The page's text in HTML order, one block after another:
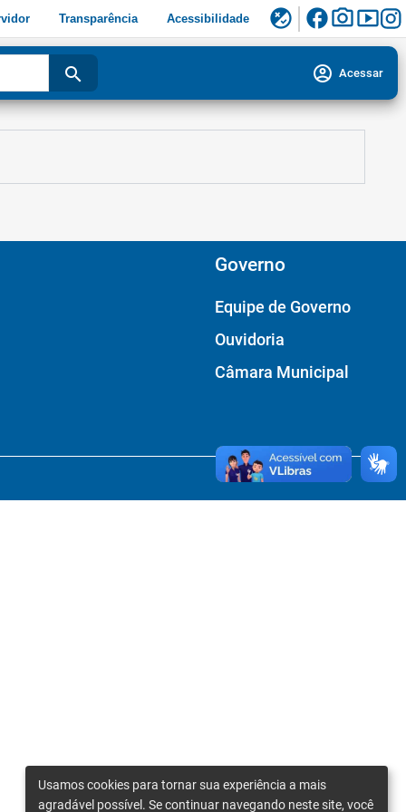
Transparência Acessibilidade flaky facebookphoto_camerasmart_display
search account_circle Acessar
Governo
Equipe de Governo
Ouvidoria
Câmara Municipal
Usamos cookies para tornar sua experiência a mais
agradável possível. Se continuar navegando neste site, você